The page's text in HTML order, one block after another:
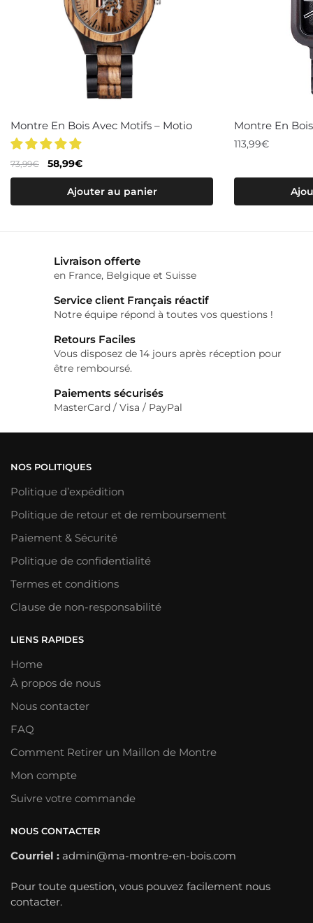
Montre En Bois Avec Motifs – Motio
73,99€
Le
prix
initial
était :
58,99€Le
prix
actuel
est :
Ajouter au panier
Montre En
113,99€
Livraison offerte
en France, Belgique et Suisse
Service client Français réactif
Notre équipe répond à toutes vos questions !
Retours Faciles
Vous disposez de 14 jours après réception pour
être remboursé.
Paiements sécurisés
MasterCard / Visa / PayPal
NOS POLITIQUES
Politique d’expédition
Politique de retour et de remboursement
Paiement & Sécurité
Politique de confidentialité
Termes et conditions
Clause de non-responsabilité
LIENS RAPIDES
Home
À propos de nous
Nous contacter
FAQ
Comment Retirer un Maillon de Montre
Mon compte
Suivre votre commande
NOUS CONTACTER
Courriel : admin@ma-montre-en-bois.com
Pour toute question, vous pouvez facilement nous
contacter.